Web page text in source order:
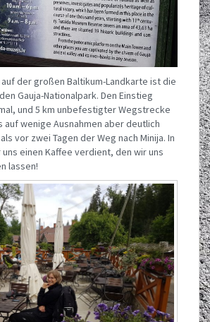
der großen Baltikum-Landkarte ist die
Gauja-Nationalpark. Den Einstieg
und 5 km unbefestigter Wegstrecke
auf wenige Ausnahmen aber deutlich
vor zwei Tagen der Weg nach Minija. In
einen Kaffee verdient, den wir uns
lassen!